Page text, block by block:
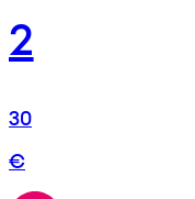
2
30
€